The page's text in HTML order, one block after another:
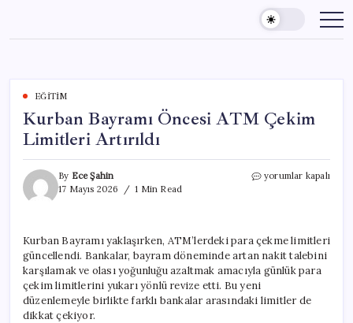
content
EĞITIM
Kurban Bayramı Öncesi ATM Çekim
Limitleri Artırıldı
By Ece Şahin
17 Mayıs 2026
1 Min Read
Kurban
Limitleri
Artırıldı
için
yorumlar kapalı
Kurban Bayramı yaklaşırken, ATM’lerdeki para çekme limitleri
güncellendi. Bankalar, bayram döneminde artan nakit talebini
karşılamak ve olası yoğunluğu azaltmak amacıyla günlük para
çekim limitlerini yukarı yönlü revize etti. Bu yeni
düzenlemeyle birlikte farklı bankalar arasındaki limitler de
dikkat çekiyor.